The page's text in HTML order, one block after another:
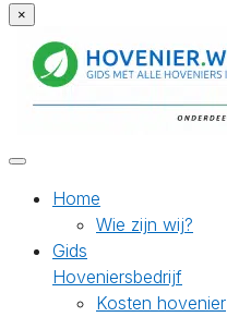
×
Home
Wie zijn wij?
Gids
Hoveniersbedrijf
Kosten hovenier